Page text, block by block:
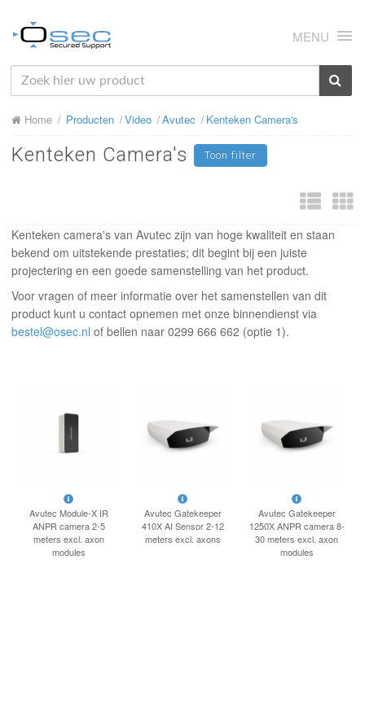
MENU
HOME
OVER ONS
NIEUWS
SUPPORT
RMA
MIJN OSEC
CONTACT
Home Producten Video Avutec Kenteken Camera's
Kenteken Camera's Toon filter
Kenteken camera's van Avutec zijn van hoge kwaliteit en staan
bekend om uitstekende prestaties; dit begint bij een juiste
projectering en een goede samenstelling van het product.
Voor vragen of meer informatie over het samenstellen van dit
product kunt u contact opnemen met onze binnendienst via
bestel@osec.nl of bellen naar 0299 666 662 (optie 1).
Avutec Module-X IR
ANPR camera 2-5
meters excl. axon
modules
Avutec Gatekeeper
410X AI Sensor 2-12
meters excl. axons
Avutec Gatekeeper
1250X ANPR camera 8-
30 meters excl. axon
modules